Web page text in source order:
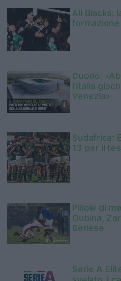
All Blacks:
formazione
Duodo:
l’Italia
Venezia»
Sudafrica:
13 per il
Pillole di
Oubina,
Berlese
Serie A